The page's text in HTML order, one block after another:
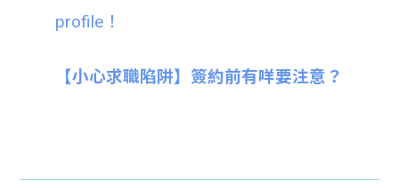
profile！
【小心求職陷阱】簽約前有咩要注意？